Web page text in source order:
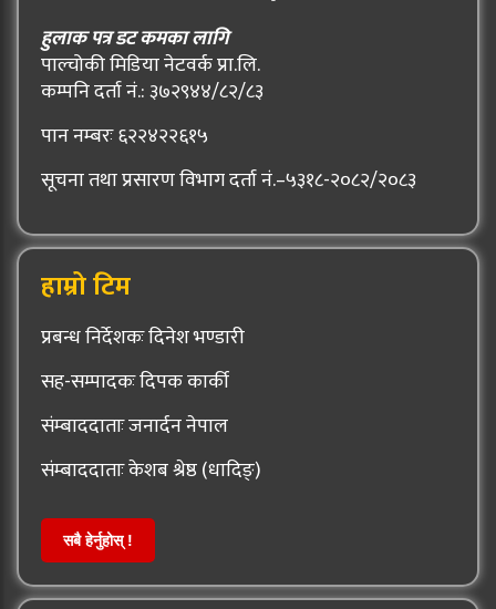
हुलाक पत्र डट कमका लागि
पाल्चोकी मिडिया नेटवर्क प्रा.लि.
कम्पनि दर्ता नं.: ३७२९४४/८२/८३
पान नम्बरः ६२२४२२६१५
सूचना तथा प्रसारण विभाग दर्ता नं.–५३१८-२०८२/२०८३
हाम्रो टिम
प्रबन्ध निर्देशकः दिनेश भण्डारी
सह-सम्पादकः दिपक कार्की
संम्बाददाताः जनार्दन नेपाल
संम्बाददाताः केशब श्रेष्ठ (धादिङ्)
सबै हेर्नुहोस् !